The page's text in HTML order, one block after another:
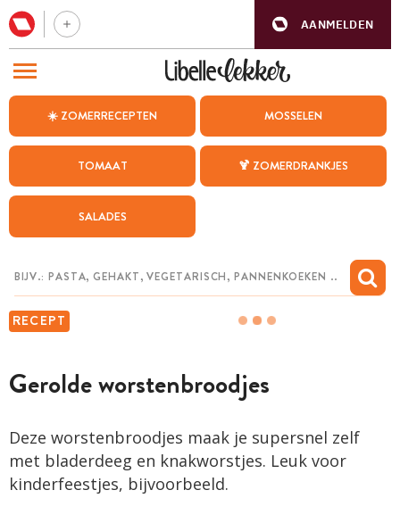
AANMELDEN
☀️ ZOMERRECEPTEN MOSSELEN
TOMAAT 🍹 ZOMERDRANKJES
SALADES
RECEPT
Gerolde worstenbroodjes
Deze worstenbroodjes maak je supersnel zelf
met bladerdeeg en knakworstjes. Leuk voor
kinderfeestjes, bijvoorbeeld.
BEZOEK ONZE ANDERE WEBSITES
WEEKMENU
CHAT MET MAIA
MIJN BEWAARDE RECEPTEN